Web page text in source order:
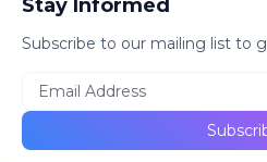
Stay Informed
Subscribe to our mailing list to